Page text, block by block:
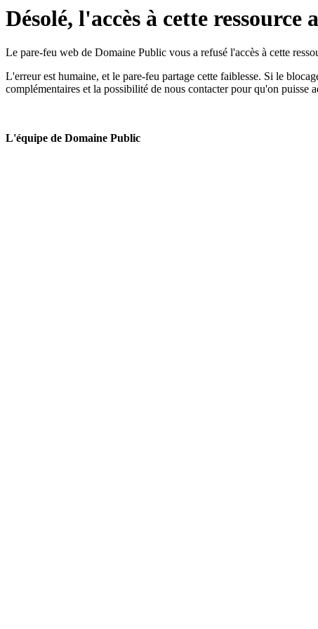
Désolé, l'accès à cette ressource
Le pare-feu web de Domaine Public vous a refusé l'accès à cette
L'erreur est humaine, et le pare-feu partage cette faiblesse. Si le
complémentaires et la possibilité de nous contacter pour qu'on puisse
L'équipe de Domaine Public